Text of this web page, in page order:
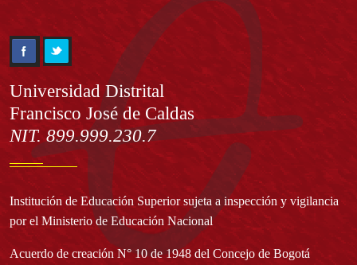
Información
Universidad Distrital
Francisco José de Caldas
NIT. 899.999.230.7
Institución de Educación Superior sujeta a inspección y vigilancia
por el Ministerio de Educación Nacional
Acuerdo de creación N° 10 de 1948 del Concejo de Bogotá